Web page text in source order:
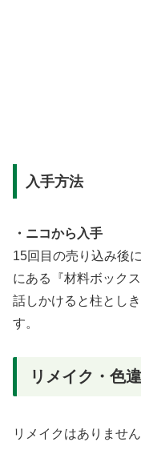
入手方法
・ニコから入手
15回目の売り込み後
にある『材料ボック
話しかけると柱とし
す。
リメイク・色
リメイクはありません